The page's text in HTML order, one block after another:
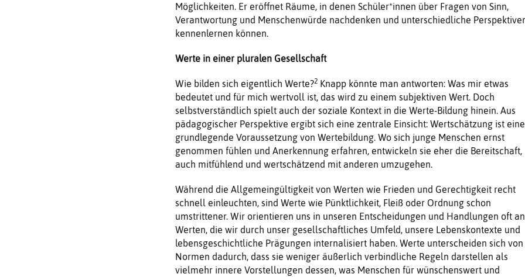
Möglichkeiten. Er eröffnet Räume, in denen Schüler*innen über Fragen von Sinn,
Verantwortung und Menschenwürde nachdenken und unterschiedliche
kennenlernen können.
Werte in einer pluralen Gesellschaft
Wie bilden sich eigentlich Werte?2Knapp könnte man antworten: Was mir etwas
bedeutet und für mich wertvoll ist, das wird zu einem subjektiven Wert. Doch
selbstverständlich spielt auch der soziale Kontext in die Werte-Bildung hinein. Aus
pädagogischer Perspektive ergibt sich eine zentrale Einsicht: Wertschätzung ist eine
grundlegende Voraussetzung von Wertebildung. Wo sich junge Menschen ernst
genommen fühlen und Anerkennung erfahren, entwickeln sie eher die Bereitschaft,
auch mitfühlend und wertschätzend mit anderen umzugehen.
Während die Allgemeingültigkeit von Werten wie Frieden und Gerechtigkeit recht
schnell einleuchten, sind Werte wie Pünktlichkeit, Fleiß oder Ordnung schon
umstrittener. Wir orientieren uns in unseren Entscheidungen und Handlungen oft an
Werten, die wir durch unser gesellschaftliches Umfeld, unsere Lebenskontexte und
lebensgeschichtliche Prägungen internalisiert haben. Werte unterscheiden sich von
Normen dadurch, dass sie weniger äußerlich verbindliche Regeln darstellen als
vielmehr innere Vorstellungen dessen, was Menschen für wünschenswert und